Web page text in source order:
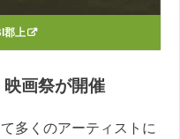
郡上
画祭が開催
多くのアーティストに